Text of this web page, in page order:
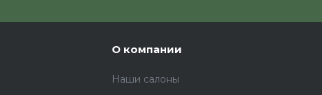
О компании
Наши салоны